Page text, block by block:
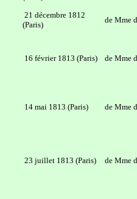
21 décembre 1812
(Paris)
de Mme
16 février 1813 (Paris) de Mme
14 mai 1813 (Paris) de Mme
23 juillet 1813 (Paris) de Mme